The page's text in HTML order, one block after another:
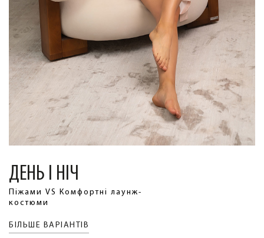
ДЕНЬ І НІЧ
Піжами VS Комфортні лаунж-
костюми
БІЛЬШЕ ВАРІАНТІВ